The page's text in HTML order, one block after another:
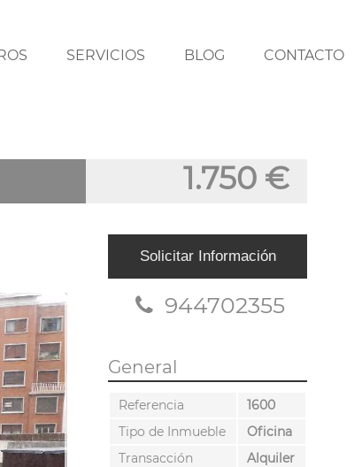
SERVICIOS BLOG CONTACTO
1.750 €
Solicitar Información
944702355
General
Referencia
1600
Tipo de Inmueble
Oficina
Transacción
Alquiler